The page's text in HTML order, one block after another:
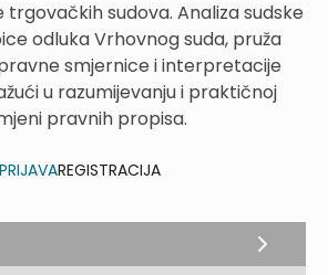
trgovačkih sudova. Analiza sudske
odluka Vrhovnog suda, pruža
smjernice i interpretacije
u razumijevanju i praktičnoj
pravnih propisa.
PRIJAVAREGISTRACIJA